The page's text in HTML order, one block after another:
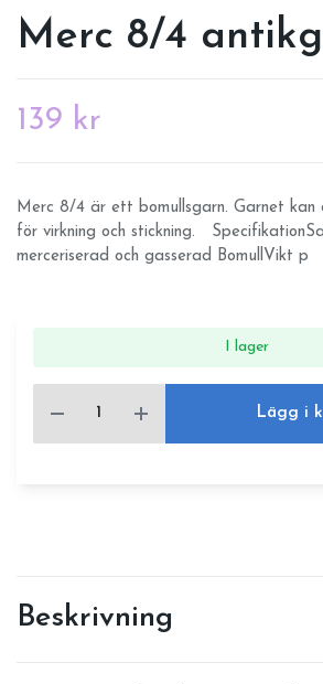
Merc 8/4
139 kr
Merc 8/4 är ett bomullsgarn. Garnet kan
för virkning och stickning.
merceriserad och gasserad BomullVikt p
I lager
Lägg i
Beskrivning